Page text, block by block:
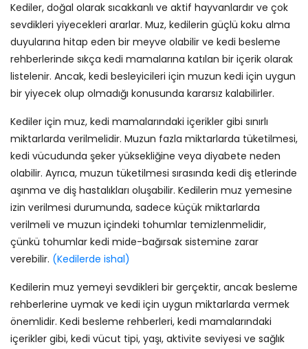
Kediler, doğal olarak sıcakkanlı ve aktif hayvanlardır ve çok
sevdikleri yiyecekleri ararlar. Muz, kedilerin güçlü koku alma
duyularına hitap eden bir meyve olabilir ve kedi besleme
rehberlerinde sıkça kedi mamalarına katılan bir içerik olarak
listelenir. Ancak, kedi besleyicileri için muzun kedi için uygun
bir yiyecek olup olmadığı konusunda kararsız kalabilirler.
Kediler için muz, kedi mamalarındaki içerikler gibi sınırlı
miktarlarda verilmelidir. Muzun fazla miktarlarda tüketilmesi,
kedi vücudunda şeker yüksekliğine veya diyabete neden
olabilir. Ayrıca, muzun tüketilmesi sırasında kedi diş etlerinde
aşınma ve diş hastalıkları oluşabilir. Kedilerin muz yemesine
izin verilmesi durumunda, sadece küçük miktarlarda
verilmeli ve muzun içindeki tohumlar temizlenmelidir,
çünkü tohumlar kedi mide-bağırsak sistemine zarar
verebilir. (Kedilerde ishal)
Kedilerin muz yemeyi sevdikleri bir gerçektir, ancak besleme
rehberlerine uymak ve kedi için uygun miktarlarda vermek
önemlidir. Kedi besleme rehberleri, kedi mamalarındaki
içerikler gibi, kedi vücut tipi, yaşı, aktivite seviyesi ve sağlık